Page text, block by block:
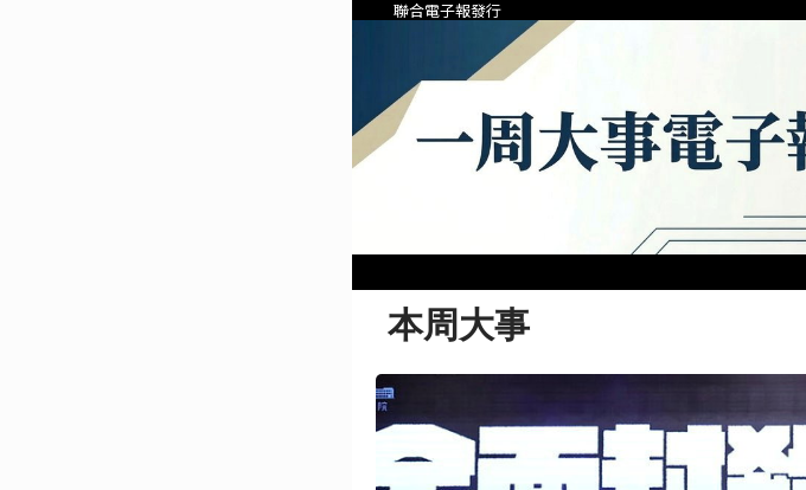
聯合電子報發行
本周大事